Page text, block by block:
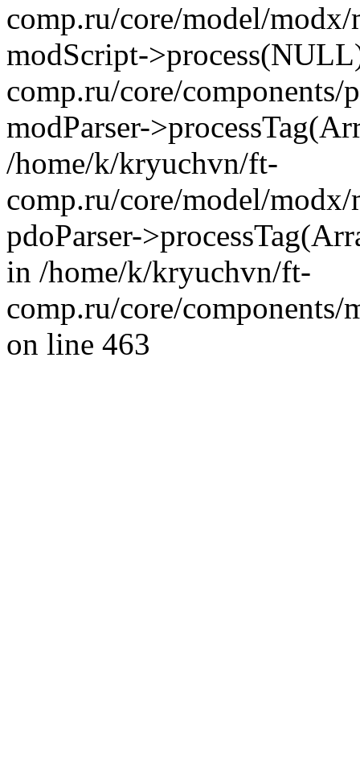
comp.ru/core/model/modx/
modScript-
comp.ru/core/components/
modParser-
/home/k/kryuchvn/ft-
comp.ru/core/model/modx/
pdoParser-
in /home/k/kryuchvn/ft-
comp.ru/core/components/
on line 463